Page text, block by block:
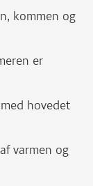
kommen og
er
hovedet
varmen og